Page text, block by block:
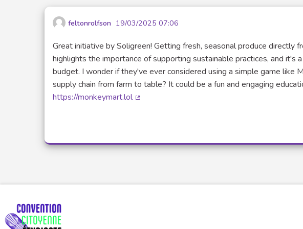
feltonrolfson 19/03/2025 07:06
Great initiative by Soligreen! Getting fresh, seasonal produce directly
highlights the importance of supporting sustainable practices, and it's
budget. I wonder if they've ever considered using a simple game like
supply chain from farm to table? It could be a fun and engaging
https://monkeymart.lol